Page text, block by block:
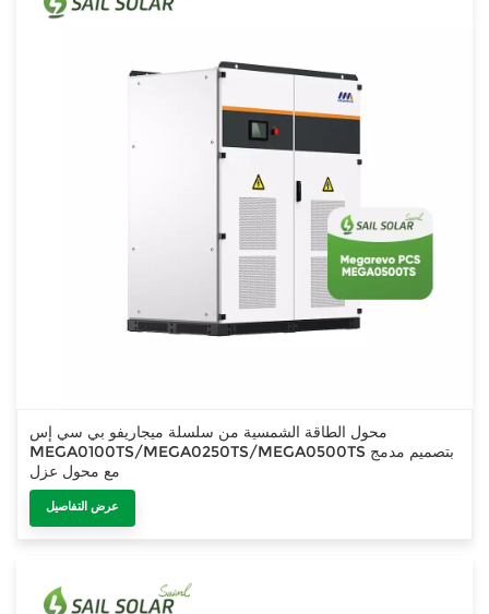
محول الطاقة الشمسية من سلسلة ميجاريفو بي سي إس
MEGA0100TS/MEGA0250TS/MEGA0500TS بتصميم مدمج
مع محول عزل
عرض التفاصيل